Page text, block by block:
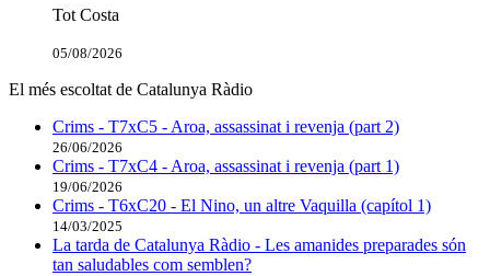
Tot Costa
05/08/2026
El més escoltat de Catalunya Ràdio
Crims - T7xC5 - Aroa, assassinat i revenja (part 2)
26/06/2026
Crims - T7xC4 - Aroa, assassinat i revenja (part 1)
19/06/2026
Crims - T6xC20 - El Nino, un altre Vaquilla (capítol 1)
14/03/2025
La tarda de Catalunya Ràdio - Les amanides preparades són
tan saludables com semblen?